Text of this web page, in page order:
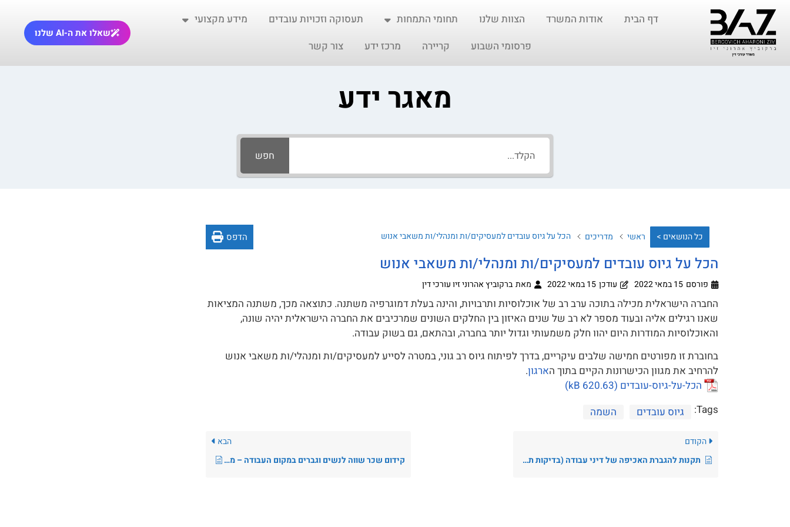
דף הבית אודות המשרד הצוות שלנו תחומי התמחות תעסוקה וזכויות עובדים
מידע מקצועי
פרסומי השבוע
קריירה מרכז ידע צור קשר
שאלו את ה-AI שלנו
מאגר ידע
חפש
כל הנושאים > ראשי מדריכים הכל על גיוס עובדים למעסיקים/ות ומנהלי/ות משאבי אנוש הדפס
הכל על גיוס עובדים למעסיקים/ות ומנהלי/ות משאבי אנוש
פורסם 15 במאי 2022 עודכן 15 במאי 2022 מאת ברקוביץ אהרוני זיו עורכי דין
החברה הישראלית מכילה בתוכה ערב רב של אוכלוסיות ותרבויות, והינה בעלת דמוגרפיה משתנה. כתוצאה מכך, משתנה המציאות
שאנו רגילים אליה ובעוד מספר לא רב של שנים האיזון בין החלקים השונים שמרכיבים את החברה הישראלית יהיה שונה,
והאוכלוסיות המודרות היום יהוו חלק משמעותי וגדול יותר בחברה, ובהתאם, גם בשוק עבודה.
בחוברת זו מפורטים חמישה שלבים עיקריים, בדרך לפיתוח גיוס רב גוני, במטרה לסייע למעסיקים/ות ומנהלי/ות משאבי אנוש
להרחיב את מגוון הכישרונות הקיים בתוך הארגון.
הכל-על-גיוס-עובדים
Tags:
גיוס עובדים השמה
הקודם
תקנות להגברת האכיפה של דיני עבודה (בדיקות תקופתיות בידי בודק שכר מוסמך), התשע"ב – 2012
הבא
קידום שכר שווה לנשים וגברים במקום העבודה – מדריך למעסיק/ה